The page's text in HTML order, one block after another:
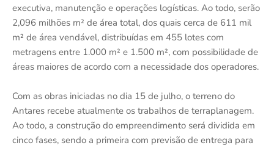
executiva, manutenção e operações logísticas. Ao todo, serão
2,096 milhões m² de área total, dos quais cerca de 611 mil
m² de área vendável, distribuídas em 455 lotes com
metragens entre 1.000 m² e 1.500 m², com possibilidade de
áreas maiores de acordo com a necessidade dos operadores.
Com as obras iniciadas no dia 15 de julho, o terreno do
Antares recebe atualmente os trabalhos de terraplanagem.
Ao todo, a construção do empreendimento será dividida em
cinco fases, sendo a primeira com previsão de entrega para